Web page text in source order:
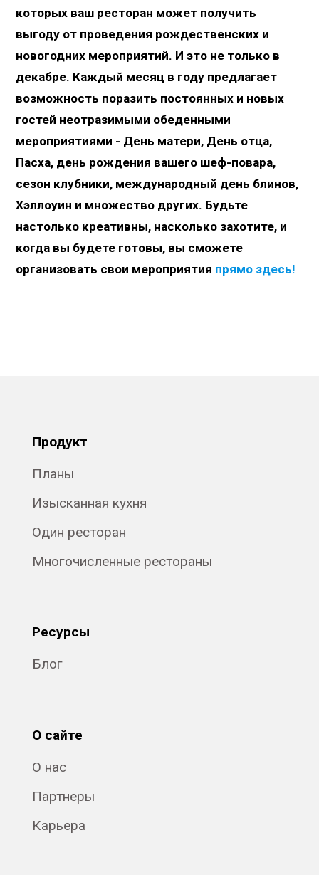
которых ваш ресторан может получить
выгоду от проведения рождественских и
новогодних мероприятий. И это не только в
декабре. Каждый месяц в году предлагает
возможность поразить постоянных и новых
гостей неотразимыми обеденными
мероприятиями - День матери, День отца,
Пасха, день рождения вашего шеф-повара,
сезон клубники, международный день блинов,
Хэллоуин и множество других. Будьте
настолько креативны, насколько захотите, и
когда вы будете готовы, вы сможете
организовать свои мероприятия прямо здесь!
Продукт
Планы
Изысканная кухня
Один ресторан
Многочисленные рестораны
Ресурсы
Блог
О сайте
О нас
Партнеры
Карьера